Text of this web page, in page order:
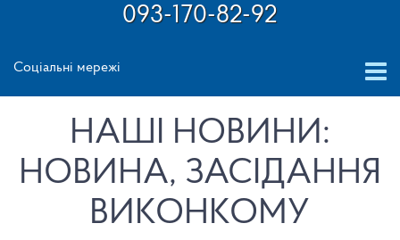
093-170-82-92
Соціальні мережі
НАШІ НОВИНИ:
НОВИНА, ЗАСІДАННЯ
ВИКОНКОМУ